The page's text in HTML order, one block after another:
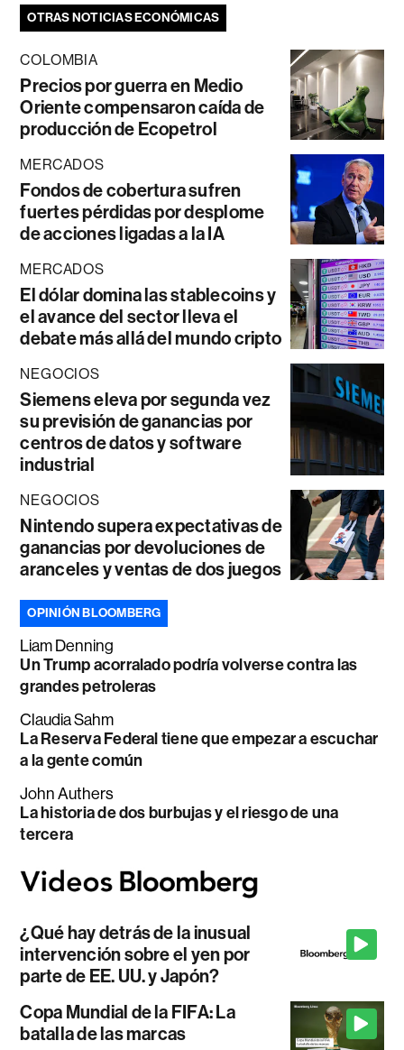
OTRAS NOTICIAS ECONÓMICAS
COLOMBIA
Precios por guerra en Medio
Oriente compensaron caída de
producción de Ecopetrol
MERCADOS
Fondos de cobertura sufren
fuertes pérdidas por desplome
de acciones ligadas a la IA
MERCADOS
El dólar domina las stablecoins y
el avance del sector lleva el
debate más allá del mundo cripto
NEGOCIOS
Siemens eleva por segunda vez
su previsión de ganancias por
centros de datos y software
industrial
NEGOCIOS
Nintendo supera expectativas de
ganancias por devoluciones de
aranceles y ventas de dos juegos
OPINIÓN BLOOMBERG
Liam Denning
Un Trump acorralado podría volverse contra las
grandes petroleras
Claudia Sahm
La Reserva Federal tiene que empezar a escuchar
a la gente común
John Authers
La historia de dos burbujas y el riesgo de una
tercera
¿Qué hay detrás de la inusual
intervención sobre el yen por
parte de EE. UU. y Japón?
Copa Mundial de la FIFA: La
batalla de las marcas